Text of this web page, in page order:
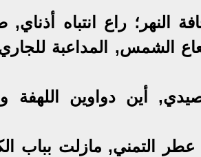
راع انتباه
الشمس, المداعبة
أين دواوين اللهفة
التمني, مازلت بباب